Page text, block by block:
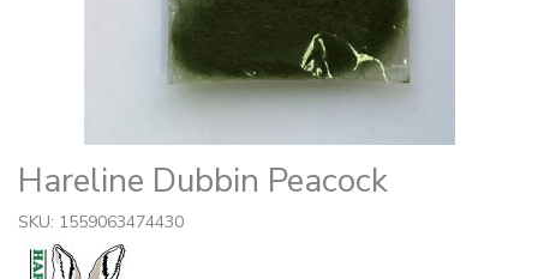
Hareline Dubbin Peacock
SKU: 1559063474430